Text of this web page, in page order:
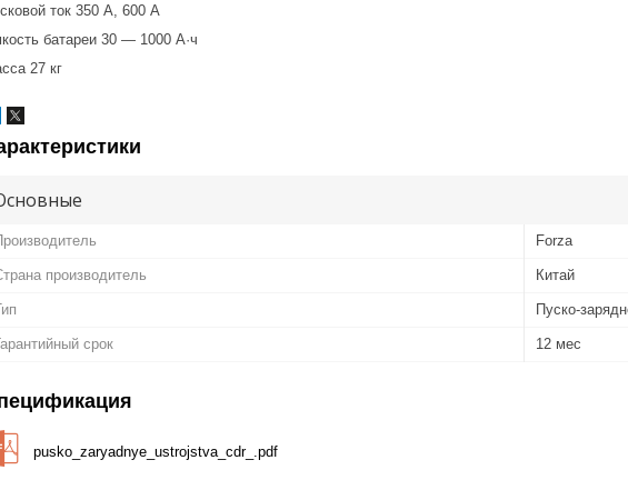
ток 350 А, 600 А
батареи 30 — 1000 А·ч
27 кг
Forza
производитель Китай
Пуско-
срок 12 мес
pusko_zaryadnye_ustrojstva_cdr_.pdf